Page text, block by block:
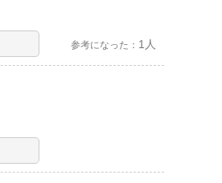
参考になった： 1人